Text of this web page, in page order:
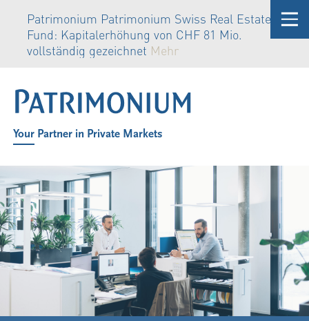
Patrimonium Patrimonium Swiss Real Estate
Fund: Kapitalerhöhung von CHF 81 Mio.
vollständig gezeichnet Mehr
Your Partner in Private Markets